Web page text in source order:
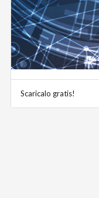
Scaricalo gratis!